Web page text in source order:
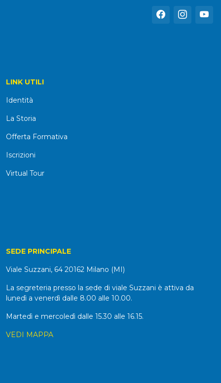
LINK UTILI
Identità
La Storia
Offerta Formativa
Iscrizioni
Virtual Tour
SEDE PRINCIPALE
Viale Suzzani, 64 20162 Milano (MI)
La segreteria presso la sede di viale Suzzani è attiva da
lunedì a venerdì dalle 8.00 alle 10.00.
Martedì e mercoledì dalle 15.30 alle 16.15.
VEDI MAPPA